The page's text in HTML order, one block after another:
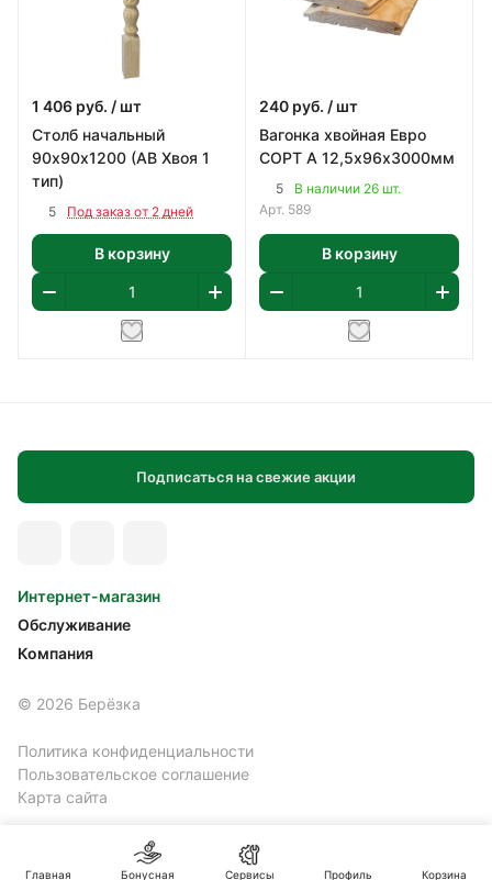
1 406 руб. / шт
Столб начальный
90х90х1200 (АВ Хвоя 1
тип)
5 Под заказ от 2 дней
В корзину
240 руб. / шт
Вагонка хвойная Евро
СОРТ А 12,5х96х3000мм
5
В наличии 26 шт.
Арт. 589
В корзину
Подписаться на свежие акции
Интернет-магазин
Обслуживание
Компания
© 2026 Берёзка
Политика конфиденциальности
Пользовательское соглашение
Карта сайта
Главная Бонусная Сервисы Профиль Корзина